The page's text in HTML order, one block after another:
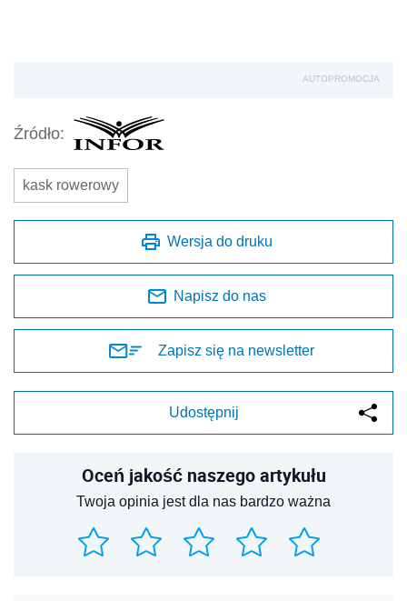
AUTOPROMOCJA
Źródło:
kask rowerowy
Wersja do druku
Napisz do nas
Zapisz się na newsletter
Udostępnij
Oceń jakość naszego artykułu
Twoja opinia jest dla nas bardzo ważna